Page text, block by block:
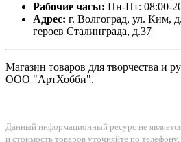
Рабочие часы: Пн-Пт: 08:00-
Адрес: г. Волгоград, ул. Ким,
героев Сталинграда, д.37
Магазин товаров для творчества и
ООО "АртХобби".
Данный информационный ресурс не
и стоимость товаров уточняйте по